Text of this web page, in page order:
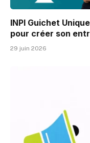
INPI Guichet
pour créer son
29 juin 2026